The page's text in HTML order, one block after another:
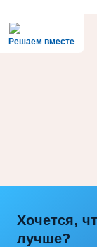
Решаем вместе
Хочется,
лучше?